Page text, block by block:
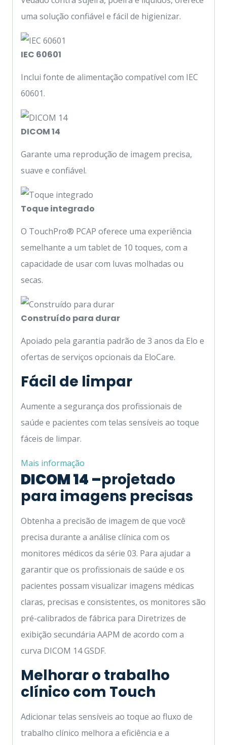
uma solução confiável e fácil de higienizar.
IEC 60601
Inclui fonte de alimentação compatível com IEC
60601.
DICOM 14
Garante uma reprodução de imagem precisa,
suave e confiável.
Toque integrado
O TouchPro® PCAP oferece uma experiência
semelhante a um tablet de 10 toques, com a
capacidade de usar com luvas molhadas ou
secas.
Construído para durar
Apoiado pela garantia padrão de 3 anos da Elo e
ofertas de serviços opcionais da EloCare.
Fácil de limpar
Aumente a segurança dos profissionais de
saúde e pacientes com telas sensíveis ao toque
fáceis de limpar.
Mais informação
DICOM 14 –projetado
para imagens precisas
Obtenha a precisão de imagem de que você
precisa durante a análise clínica com os
monitores médicos da série 03. Para ajudar a
garantir que os profissionais de saúde e os
pacientes possam visualizar imagens médicas
claras, precisas e consistentes, os monitores são
pré-calibrados de fábrica para Diretrizes de
exibição secundária AAPM de acordo com a
curva DICOM 14 GSDF.
Melhorar o trabalho
clínico com Touch
Adicionar telas sensíveis ao toque ao fluxo de
trabalho clínico melhora a eficiência e a